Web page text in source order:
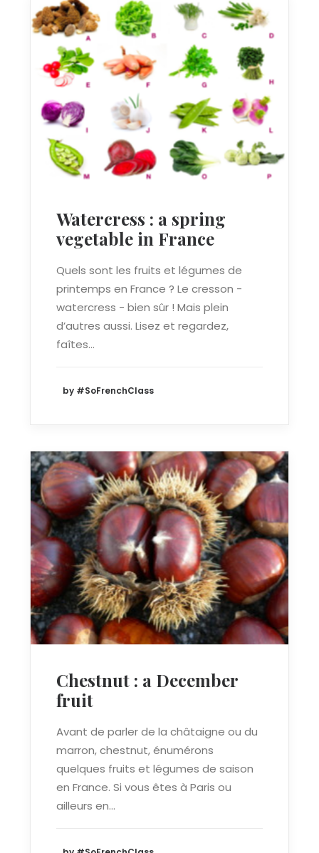
Watercress : a spring
vegetable in France
Quels sont les fruits et légumes de
printemps en France ? Le cresson -
watercress - bien sûr ! Mais plein
d’autres aussi. Lisez et regardez,
faîtes…
by #SoFrenchClass
Chestnut : a December
fruit
Avant de parler de la châtaigne ou du
marron, chestnut, énumérons
quelques fruits et légumes de saison
en France. Si vous êtes à Paris ou
ailleurs en…